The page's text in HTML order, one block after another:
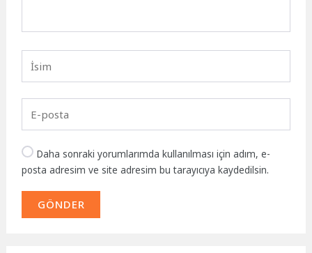
Daha sonraki yorumlarımda kullanılması için adım, e-
posta adresim ve site adresim bu tarayıcıya kaydedilsin.
GÖNDER